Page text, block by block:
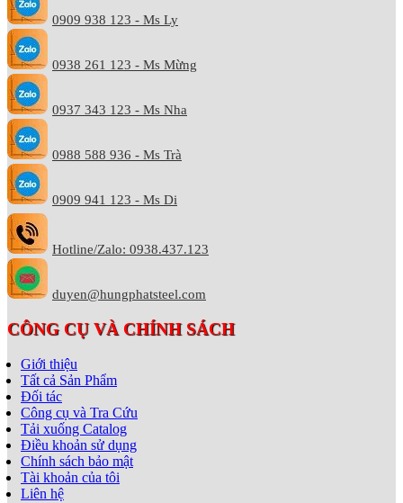
0909 938 123 - Ms Ly
0938 261 123 - Ms Mừng
0937 343 123 - Ms Nha
0988 588 936 - Ms Trà
0909 941 123 - Ms Di
Hotline/Zalo: 0938.437.123
duyen@hungphatsteel.com
CÔNG CỤ VÀ CHÍNH SÁCH
Giới thiệu
Tất cả Sản Phẩm
Đối tác
Công cụ và Tra Cứu
Tải xuống Catalog
Điều khoản sử dụng
Chính sách bảo mật
Tài khoản của tôi
Liên hệ